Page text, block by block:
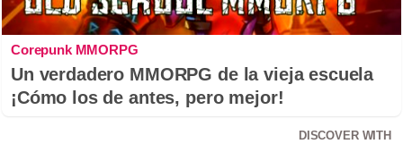
Corepunk MMORPG
Un verdadero MMORPG de la vieja escuela
¡Cómo los de antes, pero mejor!
DISCOVER WITH